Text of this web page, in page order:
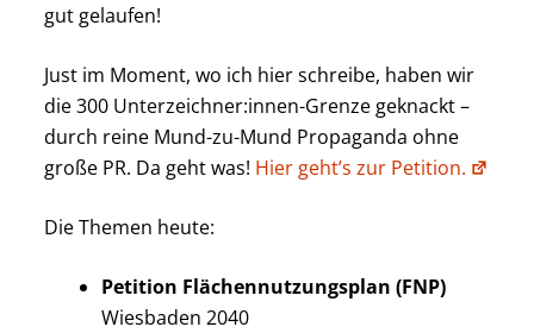
gut gelaufen!
Just im Moment, wo ich hier schreibe, haben wir
die 300 Unterzeichner:innen-Grenze geknackt –
durch reine Mund-zu-Mund Propaganda ohne
große PR. Da geht was! Hier geht’s zur Petition.
Die Themen heute:
Petition Flächennutzungsplan (FNP)
Wiesbaden 2040